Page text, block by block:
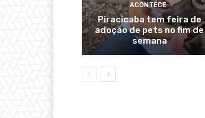
ACONTECE
Piracicaba tem feira de
adoção de pets no fim de
semana